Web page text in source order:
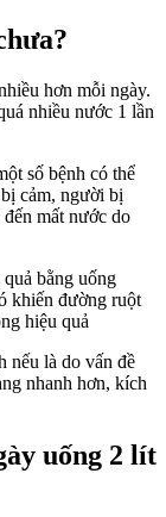
hơn mỗi ngày.
nhiều nước 1 lần
số bệnh có thể
cảm, người bị
mất nước do
bằng uống
khiến đường ruột
hiệu quả
nếu là do vấn đề
nhanh hơn, kích
uống 2 lít